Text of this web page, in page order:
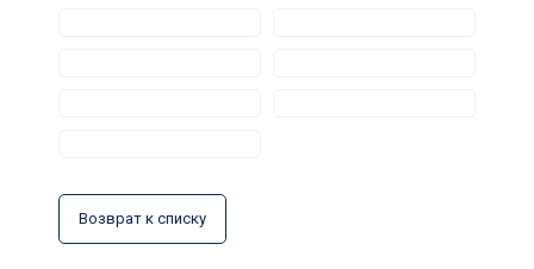
Возврат к списку